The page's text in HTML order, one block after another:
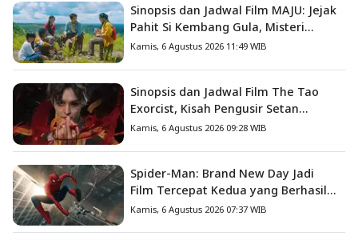
Sinopsis dan Jadwal Film MAJU: Jejak
Pahit Si Kembang Gula, Misteri
Hilangnya Bagas di Lokasi Jambore
Kamis, 6 Agustus 2026 11:49 WIB
Sinopsis dan Jadwal Film The Tao
Exorcist, Kisah Pengusir Setan
Melawan Kutukan Mematikan
Kamis, 6 Agustus 2026 09:28 WIB
Spider-Man: Brand New Day Jadi
Film Tercepat Kedua yang Berhasil
Tembus US$1 Miliar
Kamis, 6 Agustus 2026 07:37 WIB